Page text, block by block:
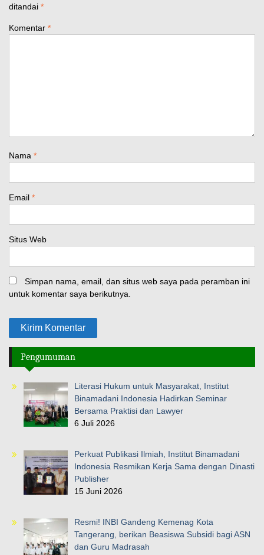
ditandai *
Komentar *
Nama *
Email *
Situs Web
Simpan nama, email, dan situs web saya pada peramban ini
untuk komentar saya berikutnya.
Pengumuman
Literasi Hukum untuk Masyarakat, Institut
Binamadani Indonesia Hadirkan Seminar
Bersama Praktisi dan Lawyer
6 Juli 2026
Perkuat Publikasi Ilmiah, Institut Binamadani
Indonesia Resmikan Kerja Sama dengan Dinasti
Publisher
15 Juni 2026
Resmi! INBI Gandeng Kemenag Kota
Tangerang, berikan Beasiswa Subsidi bagi ASN
dan Guru Madrasah